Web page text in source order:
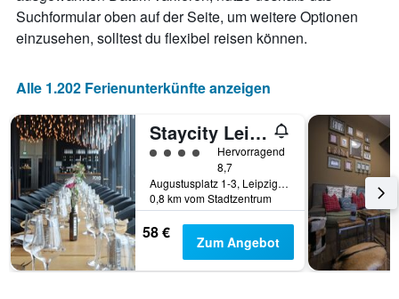
Achse,
die
die
Tage
dem
Aufenthalt
anzeigt
Das
Diagramm
hat
1
Y-
Achse,
die
Suchformular oben auf der Seite, um weitere Optionen
einzusehen, solltest du flexibel reisen können.
Alle 1.202 Ferienunterkünfte anzeigen
Staycity Leipzig City Centre
Bewertungskategorie 4
Hervorragend
8,7
Augustusplatz 1-3, Leipzig, Sachsen, Deutschland
0,8 km vom Stadtzentrum
58 € Zum Angebot